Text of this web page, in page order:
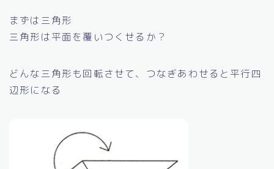
まずは三角形
三角形は平面を覆いつくせるか？
どんな三角形も回転させて、つなぎあわせると平行四
辺形になる